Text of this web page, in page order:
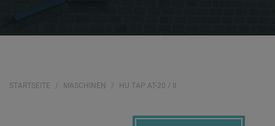
STARTSEITE MASCHINEN HU TAP AT-20 / II